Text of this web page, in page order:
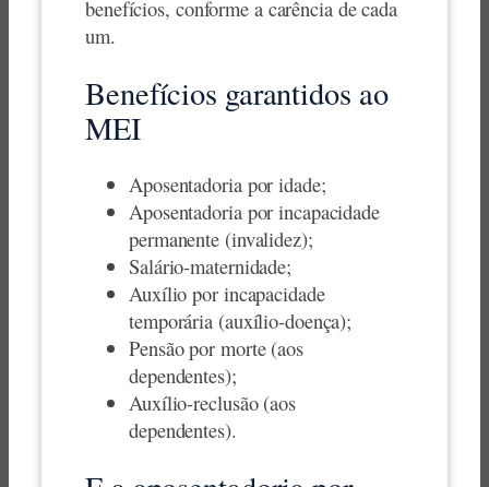
benefícios, conforme a carência de cada
um.
Benefícios garantidos ao
MEI
Aposentadoria por idade;
Aposentadoria por incapacidade
permanente (invalidez);
Salário-maternidade;
Auxílio por incapacidade
temporária (auxílio-doença);
Pensão por morte (aos
dependentes);
Auxílio-reclusão (aos
dependentes).